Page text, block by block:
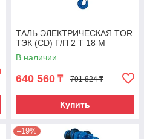
ТАЛЬ ЭЛЕКТРИЧЕСКАЯ TOR
ТЭК (CD) Г/П 2 Т 18 М
В наличии
640 560 ₸ 791 824 ₸
Купить
–19%